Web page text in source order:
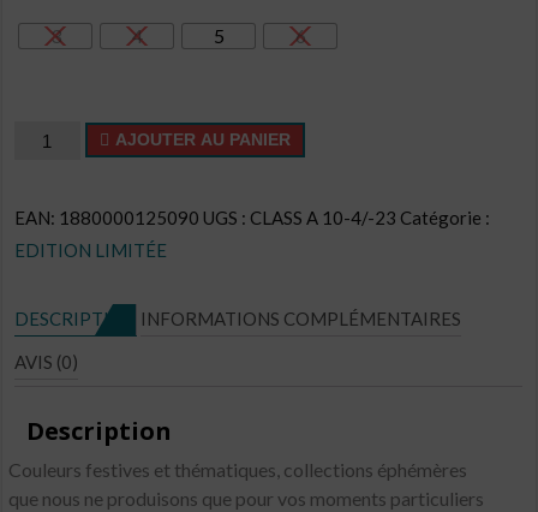
3 4 5 6
quantité
AJOUTER AU PANIER
EAN: 1880000125090 UGS : CLASS A 10-4/-23 Catégorie :
EDITION LIMITÉE
DESCRIPTION
INFORMATIONS COMPLÉMENTAIRES
AVIS (0)
Description
Couleurs festives et thématiques, collections éphémères
que nous ne produisons que pour vos moments particuliers